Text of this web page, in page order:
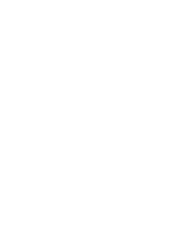
Anet, AnyCubic,
MakerBot, Modix,
ZMorph, Voron,